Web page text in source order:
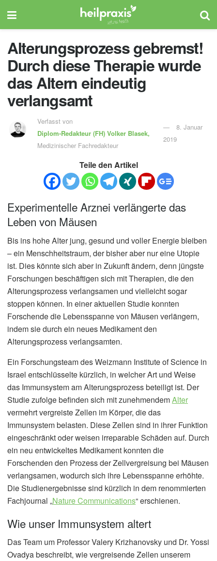
Alterungsprozess gebremst!
Durch diese Therapie wurde
das Altern eindeutig
verlangsamt
Verfasst von
Diplom-Redakteur (FH)Volker Blasek,
Medizinischer Fachredakteur
8. Januar
2019
Teile den Artikel
Experimentelle Arznei verlängerte das
Leben von Mäusen
Bis ins hohe Alter jung, gesund und voller Energie bleiben
– ein Menschheitstraum, der bisher aber nur eine Utopie
ist. Dies könnte sich aber in Zukunft ändern, denn jüngste
Forschungen beschäftigen sich mit Therapien, die den
Alterungsprozess verlangsamen und vielleicht sogar
stoppen können. In einer aktuellen Studie konnten
Forschende die Lebensspanne von Mäusen verlängern,
indem sie durch ein neues Medikament den
Alterungsprozess verlangsamten.
Ein Forschungsteam des Weizmann Institute of Science in
Israel entschlüsselte kürzlich, in welcher Art und Weise
das Immunsystem am Alterungsprozess beteiligt ist. Der
Studie zufolge befinden sich mit zunehmendemAlter
vermehrt vergreiste Zellen im Körper, die das
Immunsystem belasten. Diese Zellen sind in ihrer Funktion
eingeschränkt oder weisen irreparable Schäden auf. Durch
ein neu entwickeltes Medikament konnten die
Forschenden den Prozess der Zellvergreisung bei Mäusen
verlangsamen, wodurch sich ihre Lebensspanne erhöhte.
Die Studienergebnisse sind kürzlich in dem renommierten
Fachjournal „Nature Communications“ erschienen.
Wie unser Immunsystem altert
Das Team um Professor Valery Krizhanovsky und Dr. Yossi
Ovadya beschreibt, wie vergreisende Zellen unserem